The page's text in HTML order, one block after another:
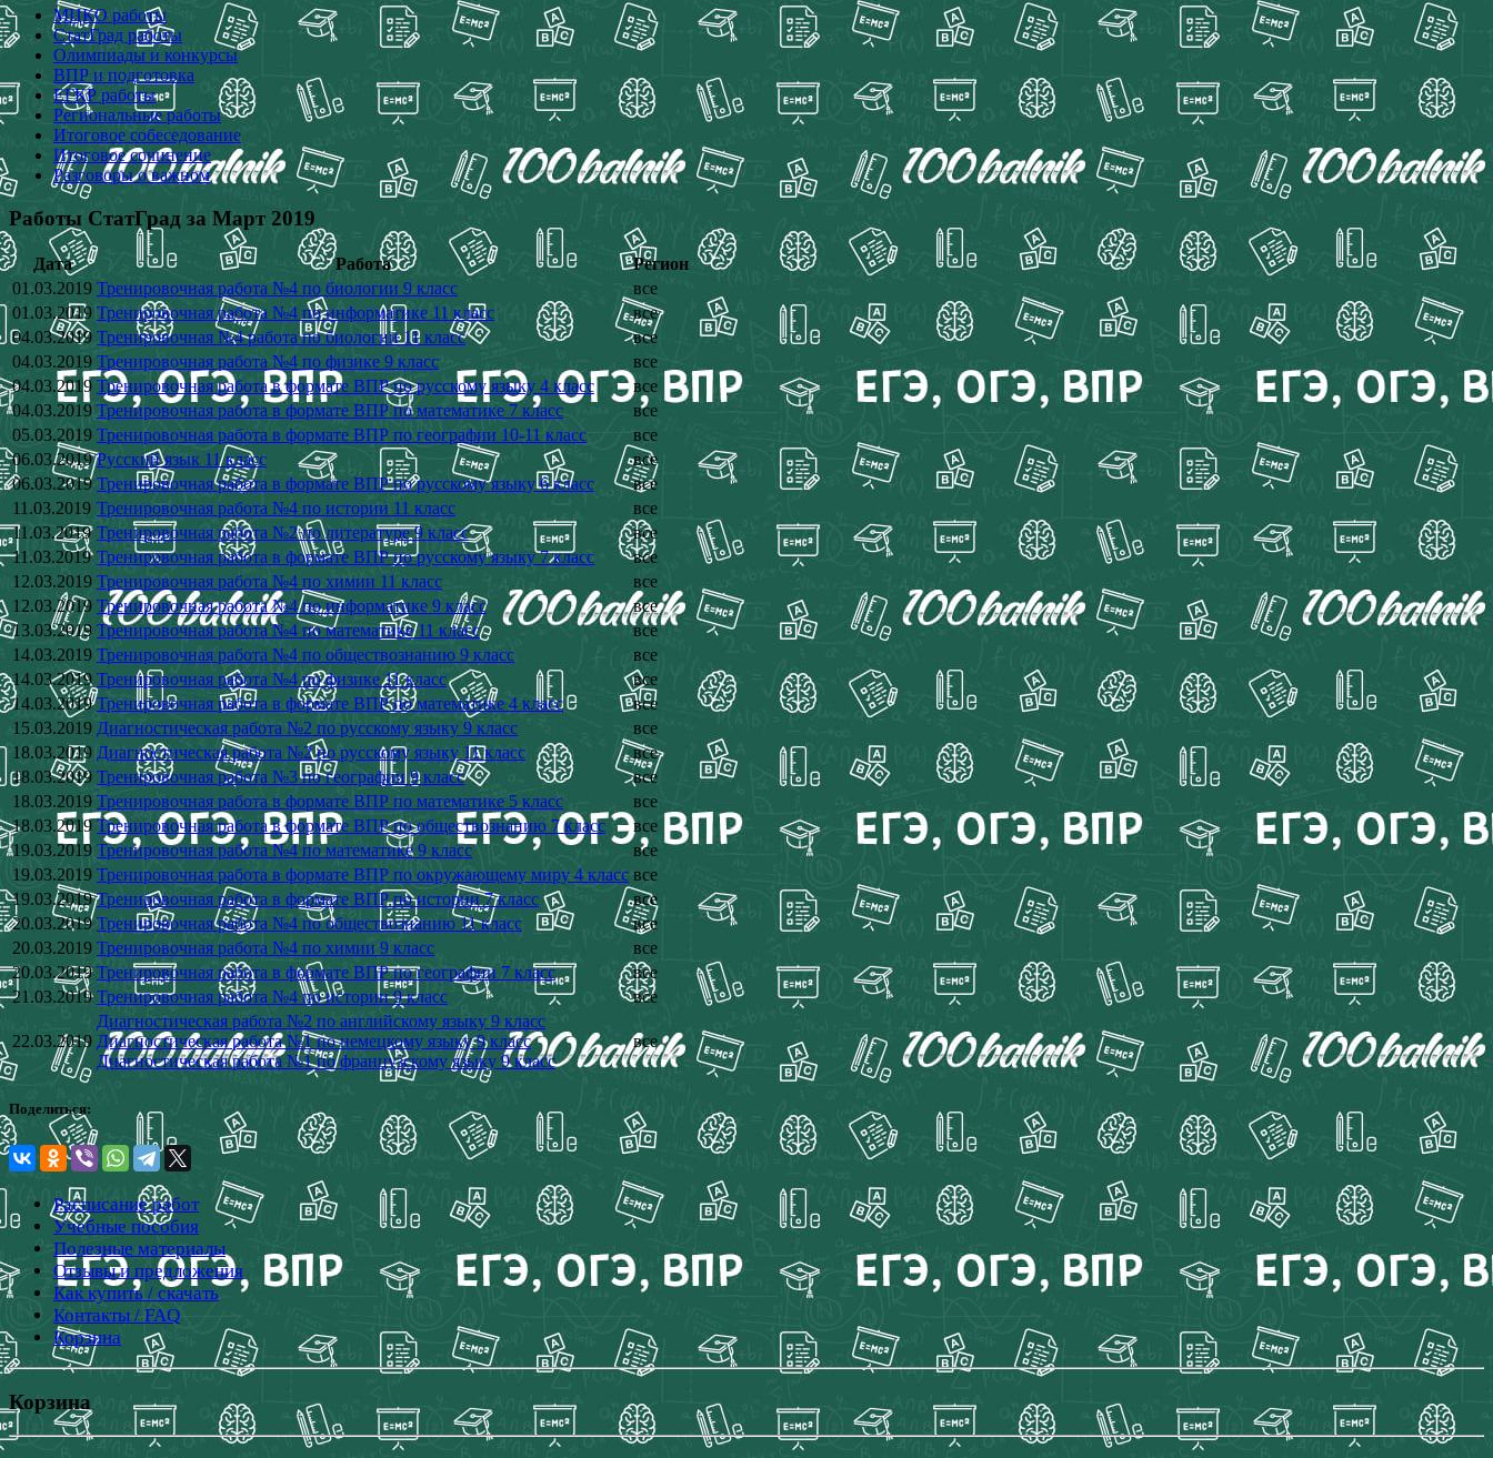
МЦКО работы
СтатГрад работы
Олимпиады и конкурсы
ВПР и подготовка
ЕГКР работы
Региональные работы
Итоговое собеседование
Итоговое сочинение
Разговоры о важном
Работы СтатГрад за Март 2019
Дата Работа
Регион
01.03.2019 Тренировочная работа №4 по биологии 9 класс
все
01.03.2019 Тренировочная работа №4 по информатике 11 класс
все
04.03.2019 Тренировочная №4 работа по биологии 11 класс
все
04.03.2019 Тренировочная работа №4 по физике 9 класс
все
04.03.2019 Тренировочная работа в формате ВПР по русскому языку 4 класс
все
04.03.2019 Тренировочная работа в формате ВПР по математике 7 класс
все
05.03.2019 Тренировочная работа в формате ВПР по географии 10-11 класс
все
06.03.2019 Русский язык 11 класс
все
06.03.2019 Тренировочная работа в формате ВПР по русскому языку 6 класс
все
11.03.2019 Тренировочная работа №4 по истории 11 класс
все
11.03.2019 Тренировочная работа №2 по литературе 9 класс
все
11.03.2019 Тренировочная работа в формате ВПР по русскому языку 7 класс
все
12.03.2019 Тренировочная работа №4 по химии 11 класс
все
12.03.2019 Тренировочная работа №4 по информатике 9 класс
все
13.03.2019 Тренировочная работа №4 по математике 11 класс
все
14.03.2019 Тренировочная работа №4 по обществознанию 9 класс
все
14.03.2019 Тренировочная работа №4 по физике 11 класс
все
14.03.2019 Тренировочная работа в формате ВПР по математике 4 класс
все
15.03.2019 Диагностическая работа №2 по русскому языку 9 класс
все
18.03.2019 Диагностическая работа №2 по русскому языку 11 класс
все
18.03.2019 Тренировочная работа №3 по географии 9 класс
все
18.03.2019 Тренировочная работа в формате ВПР по математике 5 класс
все
18.03.2019 Тренировочная работа в формате ВПР по обществознанию 7 класс
все
19.03.2019 Тренировочная работа №4 по математике 9 класс
все
19.03.2019 Тренировочная работа в формате ВПР по окружающему миру 4 класс все
19.03.2019 Тренировочная работа в формате ВПР по истории 7 класс
все
20.03.2019 Тренировочная работа №4 по обществознанию 11 класс
все
20.03.2019 Тренировочная работа №4 по химии 9 класс
все
20.03.2019 Тренировочная работа в формате ВПР по географии 7 класс
все
21.03.2019 Тренировочная работа №4 по истории 9 класс все
22.03.2019
Диагностическая работа №2 по английскому языку 9 класс
Диагностическая работа №1 по немецкому языку 9 класс
Диагностическая работа №1 по французскому языку 9 класс
все
Поделиться:
Расписание работ
Учебные пособия
Полезные материалы
Отзывы и предложения
Как купить / скачать
Контакты / FAQ
Корзина
Корзина